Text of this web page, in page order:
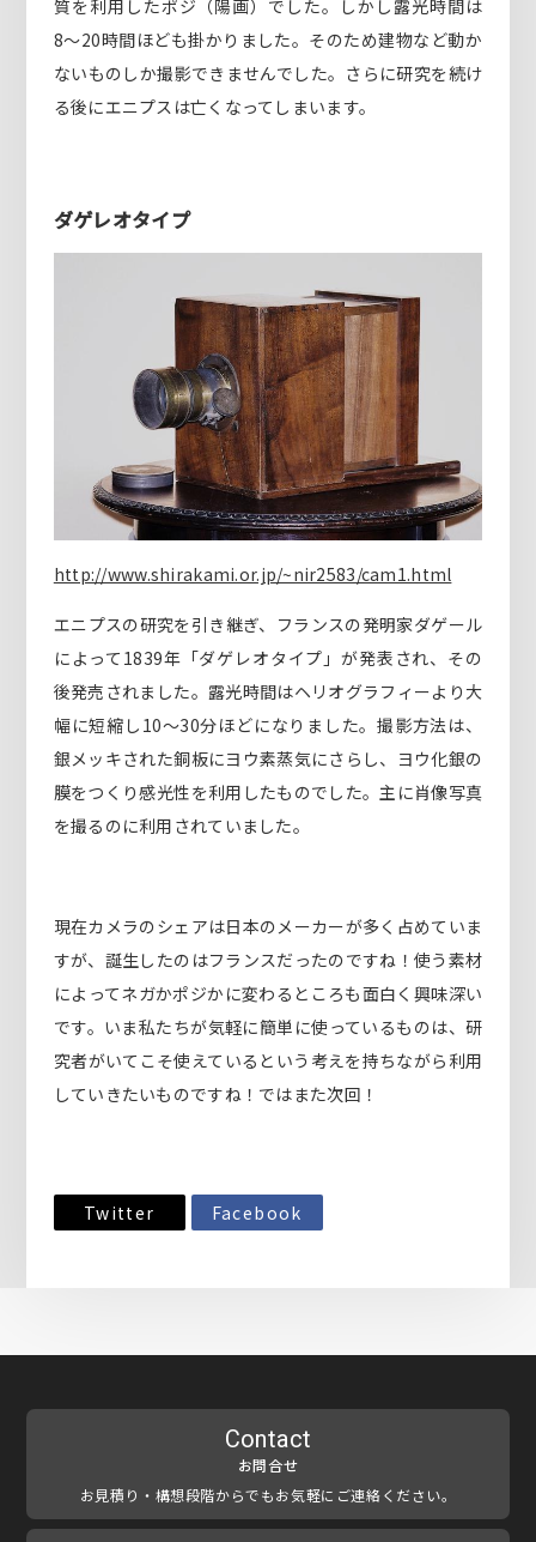
質を利用したポジ（陽画）でした。しかし露光時間は
8〜20時間ほども掛かりました。そのため建物など動か
ないものしか撮影できませんでした。さらに研究を続け
る後にエニプスは亡くなってしまいます。
ダゲレオタイプ
http://www.shirakami.or.jp/~nir2583/cam1.html
エニプスの研究を引き継ぎ、フランスの発明家ダゲール
によって1839年「ダゲレオタイプ」が発表され、その
後発売されました。露光時間はヘリオグラフィーより大
幅に短縮し10〜30分ほどになりました。撮影方法は、
銀メッキされた銅板にヨウ素蒸気にさらし、ヨウ化銀の
膜をつくり感光性を利用したものでした。主に肖像写真
を撮るのに利用されていました。
現在カメラのシェアは日本のメーカーが多く占めていま
すが、誕生したのはフランスだったのですね！使う素材
によってネガかポジかに変わるところも面白く興味深い
です。いま私たちが気軽に簡単に使っているものは、研
究者がいてこそ使えているという考えを持ちながら利用
していきたいものですね！ではまた次回！
Twitter Facebook
Contact
お問合せ
お見積り・構想段階からでもお気軽にご連絡ください。